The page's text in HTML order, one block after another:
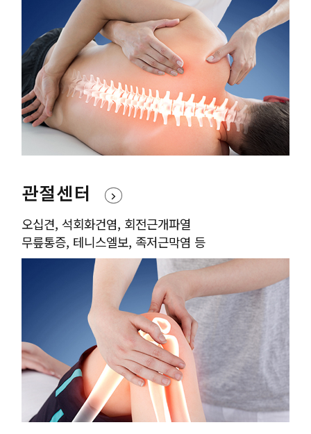
관절센터
오십견, 석회화건염, 회전근개파열
무릎통증, 테니스엘보, 족저근막염 등